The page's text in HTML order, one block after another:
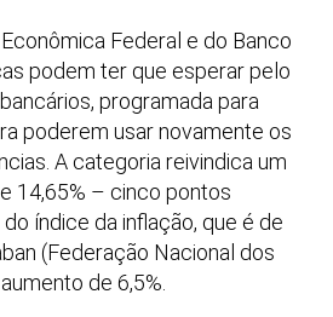
Federal e do Banco
podem ter que esperar pelo
programada para
poderem usar novamente os
A categoria reivindica um
14,65% – cinco pontos
índice da inflação, que é de
(Federação Nacional dos
de 6,5%.